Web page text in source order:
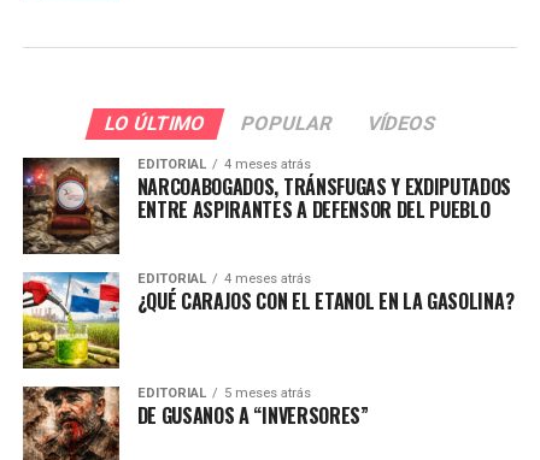
LO ÚLTIMO POPULAR VÍDEOS
EDITORIAL 4 meses atrás
NARCOABOGADOS, TRÁNSFUGAS Y EXDIPUTADOS
ENTRE ASPIRANTES A DEFENSOR DEL PUEBLO
EDITORIAL 4 meses atrás
¿QUÉ CARAJOS CON EL ETANOL EN LA GASOLINA?
EDITORIAL 5 meses atrás
DE GUSANOS A “INVERSORES”